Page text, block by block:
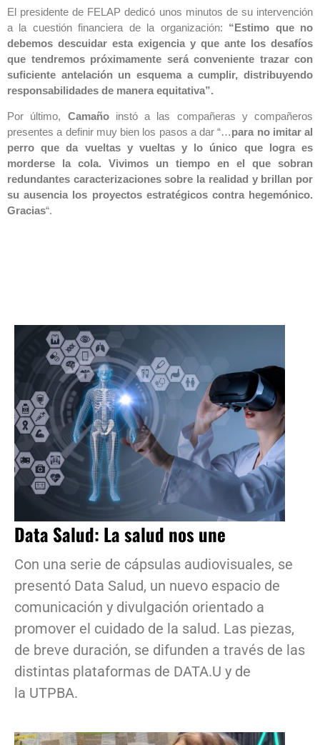
El presidente de FELAP dedicó unos minutos de su intervención
a la cuestión financiera de la organización: “Estimo que no
debemos descuidar esta exigencia y que ante los desafíos
que tendremos próximamente será conveniente trazar con
suficiente antelación un esquema a cumplir, distribuyendo
responsabilidades de manera equitativa”.
Por último, Camañoinstó a las compañeras y compañeros
presentes a definir muy bien los pasos a dar “…para no imitar al
perro que da vueltas y vueltas y lo único que logra es
morderse la cola. Vivimos un tiempo en el que sobran
redundantes caracterizaciones sobre la realidad y brillan por
su ausencia los proyectos estratégicos contra hegemónico.
Gracias“.
Data Salud: La salud nos une
Con una serie de cápsulas audiovisuales, se
presentó Data Salud, un nuevo espacio de
comunicación y divulgación orientado a
promover el cuidado de la salud. Las piezas,
de breve duración, se difunden a través de las
distintas plataformas de DATA.U y de
la UTPBA.